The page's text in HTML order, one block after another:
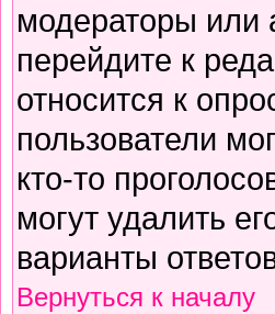
модераторы или
перейдите к
относится к
пользователи
кто-то
могут удалить
варианты
Вернуться к началу